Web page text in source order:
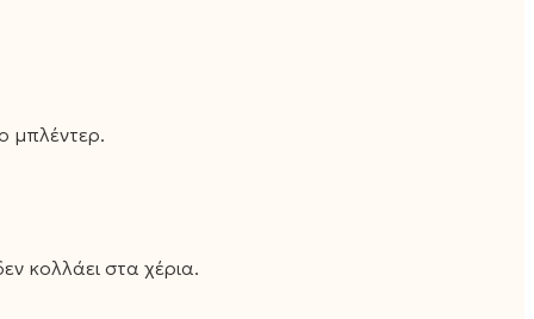
μπλέντερ.
κολλάει στα χέρια.